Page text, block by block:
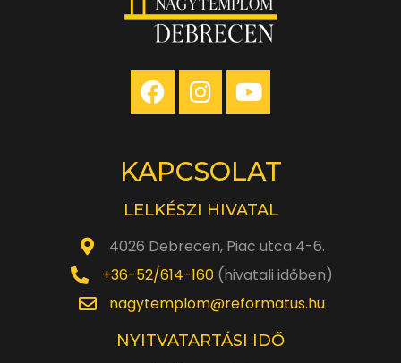
KAPCSOLAT
LELKÉSZI HIVATAL
4026 Debrecen, Piac utca 4-6.
+36-52/614-160(hivatali időben)
nagytemplom@reformatus.hu
NYITVATARTÁSI IDŐ